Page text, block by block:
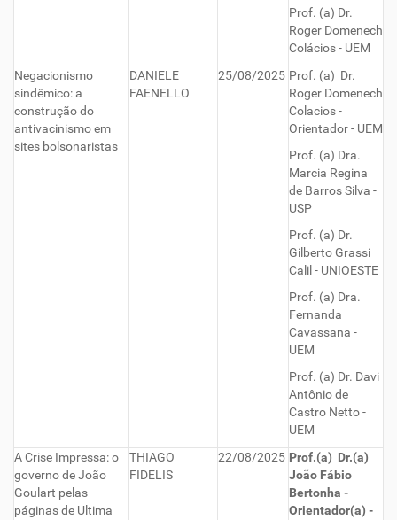
Prof. (a) Dr.
Roger Domenech
Colácios - UEM
Negacionismo
sindêmico: a
construção do
antivacinismo em
sites bolsonaristas
DANIELE
FAENELLO
25/08/2025 Prof. (a) Dr.
Roger Domenech
Colacios -
Orientador - UEM
Prof. (a) Dra.
Marcia Regina
de Barros Silva -
USP
Prof. (a) Dr.
Gilberto Grassi
Calil - UNIOESTE
Prof. (a) Dra.
Fernanda
Cavassana -
UEM
Prof. (a) Dr. Davi
Antônio de
Castro Netto -
UEM
A Crise Impressa: o
governo de João
Goulart pelas
páginas de Ultima
THIAGO
FIDELIS
22/08/2025 Prof.(a) Dr.(a)
João Fábio
Bertonha -
Orientador(a) -